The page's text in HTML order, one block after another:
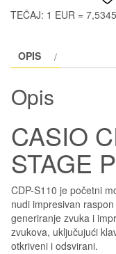
BK
količina
TEČAJ: 1 EUR =
OPIS
Opis
CASIO
STAGE
CDP-S110 je početni
nudi impresivan
generiranje zvuka i
zvukova, uključujući
otkriveni i odsvirani.